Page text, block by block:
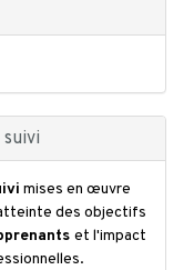
mises en œuvre
des objectifs
et l'impact